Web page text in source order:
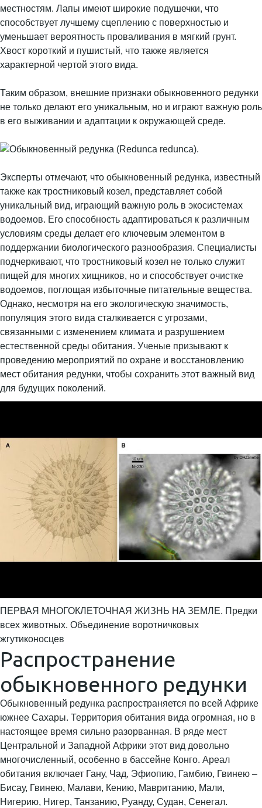
местностям. Лапы имеют широкие подушечки, что
способствует лучшему сцеплению с поверхностью и
уменьшает вероятность проваливания в мягкий грунт.
Хвост короткий и пушистый, что также является
характерной чертой этого вида.
Таким образом, внешние признаки обыкновенного редунки
не только делают его уникальным, но и играют важную роль
в его выживании и адаптации к окружающей среде.
Эксперты отмечают, что обыкновенный редунка, известный
также как тростниковый козел, представляет собой
уникальный вид, играющий важную роль в экосистемах
водоемов. Его способность адаптироваться к различным
условиям среды делает его ключевым элементом в
поддержании биологического разнообразия. Специалисты
подчеркивают, что тростниковый козел не только служит
пищей для многих хищников, но и способствует очистке
водоемов, поглощая избыточные питательные вещества.
Однако, несмотря на его экологическую значимость,
популяция этого вида сталкивается с угрозами,
связанными с изменением климата и разрушением
естественной среды обитания. Ученые призывают к
проведению мероприятий по охране и восстановлению
мест обитания редунки, чтобы сохранить этот важный вид
для будущих поколений.
ПЕРВАЯ МНОГОКЛЕТОЧНАЯ ЖИЗНЬ НА ЗЕМЛЕ. Предки
всех животных. Объединение воротничковых
жгутиконосцев
Распространение
обыкновенного редунки
Обыкновенный редунка распространяется по всей Африке
южнее Сахары. Территория обитания вида огромная, но в
настоящее время сильно разорванная. В ряде мест
Центральной и Западной Африки этот вид довольно
многочисленный, особенно в бассейне Конго. Ареал
обитания включает Гану, Чад, Эфиопию, Гамбию, Гвинею –
Бисау, Гвинею, Малави, Кению, Мавританию, Мали,
Нигерию, Нигер, Танзанию, Руанду, Судан, Сенегал.